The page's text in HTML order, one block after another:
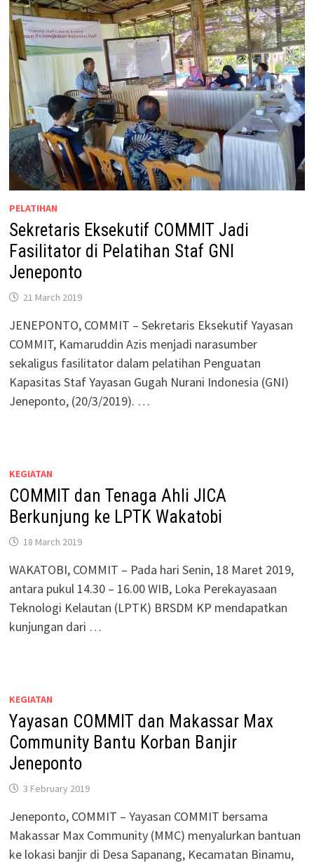
PELATIHAN
Sekretaris Eksekutif COMMIT Jadi
Fasilitator di Pelatihan Staf GNI
Jeneponto
21 March 2019
JENEPONTO, COMMIT – Sekretaris Eksekutif Yayasan
COMMIT, Kamaruddin Azis menjadi narasumber
sekaligus fasilitator dalam pelatihan Penguatan
Kapasitas Staf Yayasan Gugah Nurani Indonesia (GNI)
Jeneponto, (20/3/2019). …
KEGIATAN
COMMIT dan Tenaga Ahli JICA
Berkunjung ke LPTK Wakatobi
18 March 2019
WAKATOBI, COMMIT – Pada hari Senin, 18 Maret 2019,
antara pukul 14.30 – 16.00 WIB, Loka Perekayasaan
Teknologi Kelautan (LPTK) BRSDM KP mendapatkan
kunjungan dari …
KEGIATAN
Yayasan COMMIT dan Makassar Max
Community Bantu Korban Banjir
Jeneponto
3 February 2019
Jeneponto, COMMIT – Yayasan COMMIT bersama
Makassar Max Community (MMC) menyalurkan bantuan
ke lokasi banjir di Desa Sapanang, Kecamatan Binamu,